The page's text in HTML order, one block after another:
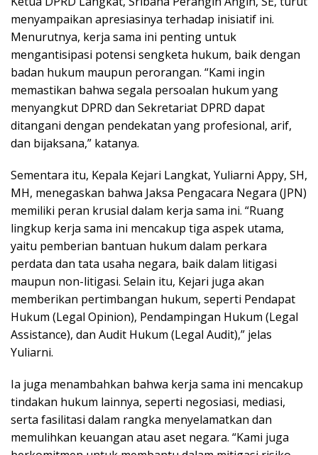
menyampaikan apresiasinya terhadap inisiatif ini.
Menurutnya, kerja sama ini penting untuk
mengantisipasi potensi sengketa hukum, baik dengan
badan hukum maupun perorangan. “Kami ingin
memastikan bahwa segala persoalan hukum yang
menyangkut DPRD dan Sekretariat DPRD dapat
ditangani dengan pendekatan yang profesional, arif,
dan bijaksana,” katanya.
Sementara itu, Kepala Kejari Langkat, Yuliarni Appy, SH,
MH, menegaskan bahwa Jaksa Pengacara Negara (JPN)
memiliki peran krusial dalam kerja sama ini. “Ruang
lingkup kerja sama ini mencakup tiga aspek utama,
yaitu pemberian bantuan hukum dalam perkara
perdata dan tata usaha negara, baik dalam litigasi
maupun non-litigasi. Selain itu, Kejari juga akan
memberikan pertimbangan hukum, seperti Pendapat
Hukum (Legal Opinion), Pendampingan Hukum (Legal
Assistance), dan Audit Hukum (Legal Audit),” jelas
Yuliarni.
Ia juga menambahkan bahwa kerja sama ini mencakup
tindakan hukum lainnya, seperti negosiasi, mediasi,
serta fasilitasi dalam rangka menyelamatkan dan
memulihkan keuangan atau aset negara. “Kami juga